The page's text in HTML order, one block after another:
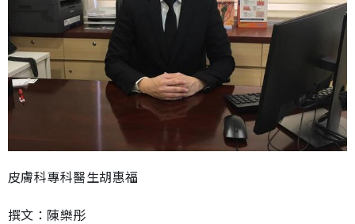
皮膚科專科醫生胡惠福
撰文：陳樂彤